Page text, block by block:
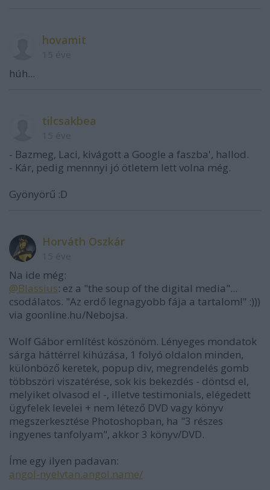
hovamit
húh...
tilcsakbea
- Bazmeg, Laci, kivágott a Google a faszba', hallod.
- Kár, pedig mennnyi jó ötletem lett volna még.
Gyönyörű :D
Horváth Oszkár
Na ide még:
@Blassius: ez a "the soup of the digital media"...
csodálatos. "Az erdő legnagyobb fája a tartalom!" :)))
via goonline.hu/Nebojsa.
Wolf Gábor említést köszönöm. Lényeges mondatok
sárga háttérrel kihúzása, 1 folyó oldalon minden,
különböző keretek, popup div, megrendelés gomb
többszöri viszatérése, sok kis bekezdés - döntsd el,
melyiket olvasod el -, illetve testimonials, elégedett
ügyfelek levelei + nem létező DVD vagy könyv
megszerkesztése Photoshopban, ha "3 részes
ingyenes tanfolyam", akkor 3 könyv/DVD.
Íme egy ilyen padavan:
angol-nyelvtan.angol.name/